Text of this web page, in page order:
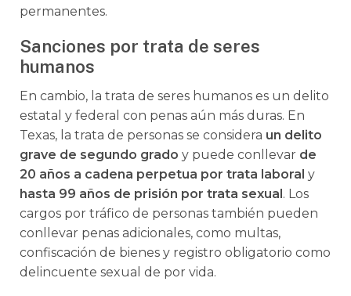
permanentes.
Sanciones por trata de seres
humanos
En cambio, la trata de seres humanos es un delito
estatal y federal con penas aún más duras. En
Texas, la trata de personas se considera un delito
grave de segundo grado y puede conllevar de
20 años a cadena perpetua por trata laboral y
hasta 99 años de prisión por trata sexual. Los
cargos por tráfico de personas también pueden
conllevar penas adicionales, como multas,
confiscación de bienes y registro obligatorio como
delincuente sexual de por vida.